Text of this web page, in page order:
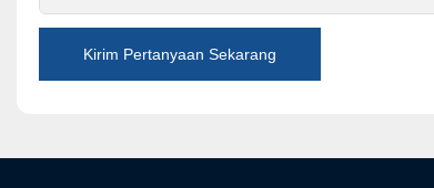
Kirim Pertanyaan Sekarang